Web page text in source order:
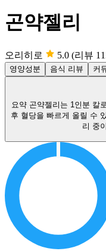
곤약젤리
오리히로 5.0 (리뷰
영양성분 음식 리뷰 커
요약 곤약젤리는 1인분 칼
후 혈당을 빠르게 올릴 수
리 중